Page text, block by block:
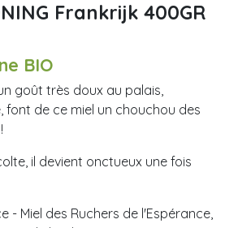
Frankrijk 400GR
BIO
goût très doux au palais,
font de ce miel un chouchou des
il devient onctueux une fois
- Miel des Ruchers de l'Espérance,